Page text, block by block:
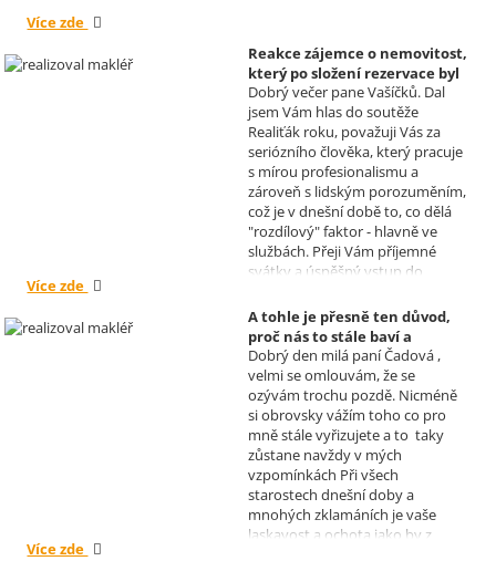
Více zde
Reakce zájemce o nemovitost,
který po složení rezervace byl
nucen od koupi odstoupit.
Realizoval makléř: David
Vašíček
Dobrý večer pane Vašíčků. Dal
jsem Vám hlas do soutěže
Realiťák roku, považuji Vás za
seriózního člověka, který pracuje
s mírou profesionalismu a
zároveň s lidským porozuměním,
což je v dnešní době to, co dělá
"rozdílový" faktor - hlavně ve
službách. Přeji Vám příjemné
svátky a úspěšný vstup do
Více zde
A tohle je přesně ten důvod,
proč nás to stále baví a
naplňuje, poděkování od pana
Míška.
Realizoval makléř: Sylva
Čadová
Dobrý den milá paní Čadová ,
velmi se omlouvám, že se
ozývám trochu pozdě. Nicméně
si obrovsky vážím toho co pro
mně stále vyřizujete a to taky
zůstane navždy v mých
vzpomínkách Při všech
starostech dnešní doby a
mnohých zklamáních je vaše
laskavost a ochota jako by z
Více zde